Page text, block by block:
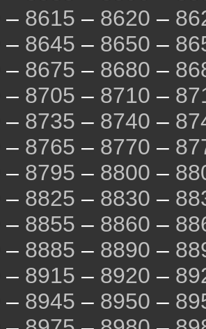
– 8615 – 8620 –
– 8645 – 8650 –
– 8675 – 8680 –
– 8705 – 8710 –
– 8735 – 8740 –
– 8765 – 8770 –
– 8795 – 8800 –
– 8825 – 8830 –
– 8855 – 8860 –
– 8885 – 8890 –
– 8915 – 8920 –
– 8945 – 8950 –